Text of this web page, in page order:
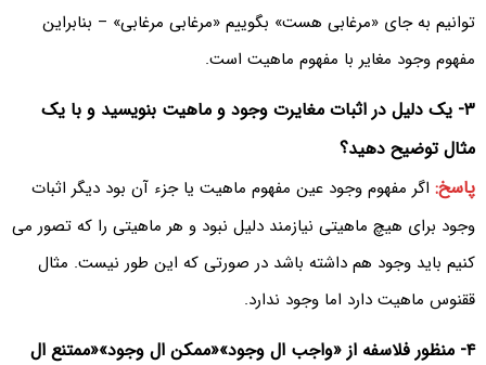
توانیم به جای «مرغابی هست» بگوییم «مرغابی مرغابی» – بنابراین
مفهوم وجود مغایر با مفهوم ماهیت است.
۳- یک دلیل در اثبات مغایرت وجود و ماهیت بنویسید و با یک
مثال توضیح دهید؟
پاسخ: اگر مفهوم وجود عین مفهوم ماهیت یا جزء آن بود دیگر اثبات
وجود برای هیچ ماهیتی نیازمند دلیل نبود و هر ماهیتی را که تصور می
کنیم باید وجود هم داشته باشد در صورتی که این طور نیست. مثال
ققنوس ماهیت دارد اما وجود ندارد.
۴- منظور فلاسفه از «واجب ال وجود»«ممکن ال وجود»«ممتنع ال